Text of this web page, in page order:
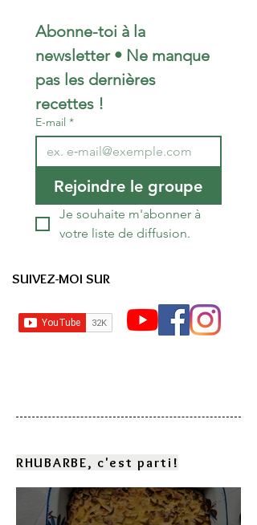
Moelleuse (Sans Œufs)
Abonne-toi à la
newsletter • Ne manque
pas les dernières
recettes !
E-mail *
Rejoindre le groupe
Je souhaite m'abonner à
votre liste de diffusion.
SUIVEZ-MOI SUR
RHUBARBE, c'est parti!